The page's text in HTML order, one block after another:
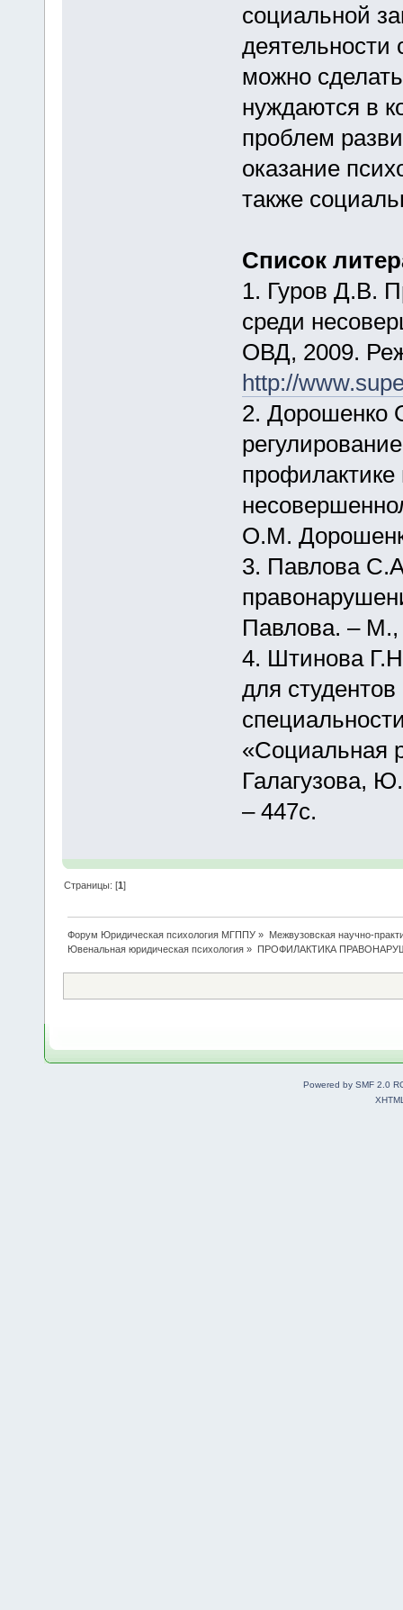
социальной
можно
нуждаются в
проблем
оказание
также
Список
1. Гуров Д.В.
среди
ОВД, 2009.
http://
2. Дорошенко
О.М.
3. Павлова
Павлова. – М.,
4. Штинова
для
«Социальная
Галагузова,
– 447с.
Страницы: [1]
Форум Юридическая психология МГППУ » Межвузовская научно-
Ювенальная юридическая психология » ПРОФИЛАКТИКА
Powered by SMF 2.0